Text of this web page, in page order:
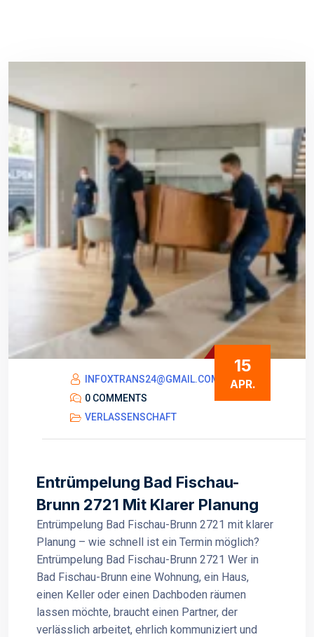
15
APR.
INFOXTRANS24@GMAIL.COM
0 COMMENTS
VERLASSENSCHAFT
Entrümpelung Bad Fischau-
Brunn 2721 Mit Klarer Planung
Entrümpelung Bad Fischau-Brunn 2721 mit klarer
Planung – wie schnell ist ein Termin möglich?
Entrümpelung Bad Fischau-Brunn 2721 Wer in
Bad Fischau-Brunn eine Wohnung, ein Haus,
einen Keller oder einen Dachboden räumen
lassen möchte, braucht einen Partner, der
verlässlich arbeitet, ehrlich kommuniziert und